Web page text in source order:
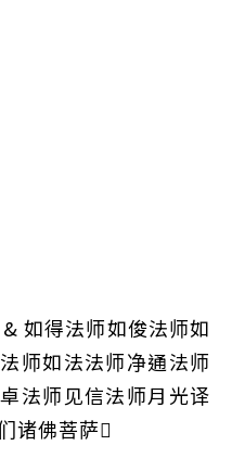
如得法师如俊法师如
师如法法师净通法师
法师见信法师月光译
诸佛菩萨